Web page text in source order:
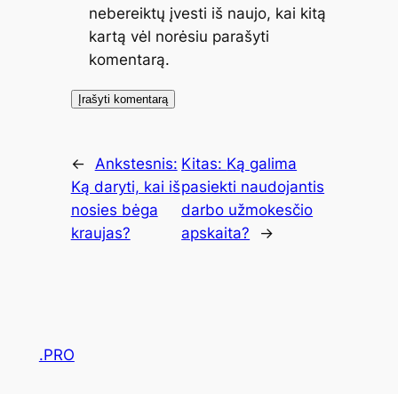
nebereiktų įvesti iš naujo, kai kitą
kartą vėl norėsiu parašyti
komentarą.
←
Ankstesnis:
Ką daryti, kai iš
nosies bėga
kraujas?
Kitas: Ką galima
pasiekti naudojantis
darbo užmokesčio
apskaita?
→
.PRO